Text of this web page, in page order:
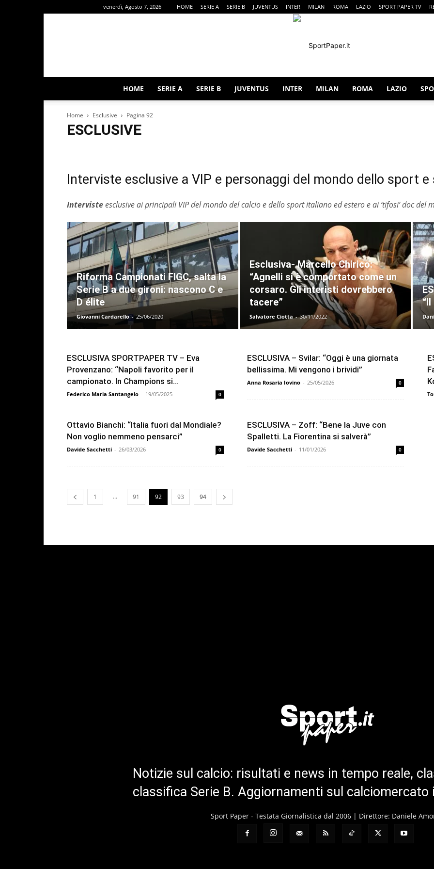
venerdì, Agosto 7, 2026 HOME SERIE A SERIE B JUVENTUS INTER MILAN ROMA LAZIO SPORT PAPER TV
HOME SERIE A SERIE B JUVENTUS INTER MILAN ROMA LAZIO
Home Esclusive Pagina 92
ESCLUSIVE
Interviste esclusive a VIP e personaggi del mondo dello sport
Intervisteesclusive ai principali VIP del mondo del calcio e dello sport italiano ed estero e ai ‘tifosi’ doc del
Riforma Campionati FIGC, salta la
Serie B a due gironi: nascono C e
D élite
Giovanni Cardarello - 25/06/2020
Esclusiva- Marcello Chirico:
“Agnelli si è comportato come un
corsaro. Gli interisti dovrebbero
tacere”
Salvatore Ciotta - 30/11/2022
ESCLUSIVA SPORTPAPER TV – Eva
Provenzano: “Napoli favorito per il
campionato. In Champions si...
Federico Maria Santangelo - 19/05/2025 0
ESCLUSIVA – Svilar: “Oggi è una giornata
bellissima. Mi vengono i brividi”
Anna Rosaria Iovino - 25/05/2026 0
Ottavio Bianchi: “Italia fuori dal Mondiale?
Non voglio nemmeno pensarci”
Davide Sacchetti - 26/03/2026 0
ESCLUSIVA – Zoff: “Bene la Juve con
Spalletti. La Fiorentina si salverà”
Davide Sacchetti - 11/01/2026 0
1 ... 91 92 93 94
Notizie sul calcio: risultati e news in tempo reale,
classifica Serie B. Aggiornamenti sul calciomercato
Sport Paper - Testata Giornalistica dal 2006 | Direttore: Daniele